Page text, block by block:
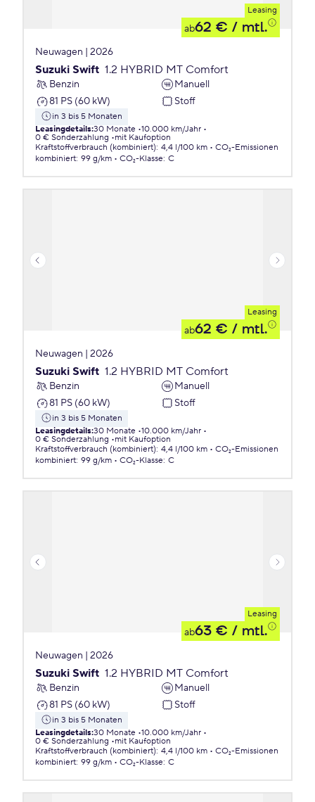
Leasing
ab62 € / mtl.
Neuwagen | 2026
Suzuki Swift 1.2 HYBRID MT Comfort
Benzin
Manuell
81 PS (60 kW)
Stoff
in 3 bis 5 Monaten
Leasingdetails:30 Monate 10.000 km/Jahr
0 € Sonderzahlung
mit Kaufoption
Kraftstoffverbrauch (kombiniert): 4,4 l/100 km
CO₂-Emissionen
kombiniert: 99 g/km CO₂-Klasse: C
Leasing
ab62 € / mtl.
Neuwagen | 2026
Suzuki Swift 1.2 HYBRID MT Comfort
Benzin
Manuell
81 PS (60 kW)
Stoff
in 3 bis 5 Monaten
Leasingdetails:30 Monate 10.000 km/Jahr
0 € Sonderzahlung
mit Kaufoption
Kraftstoffverbrauch (kombiniert): 4,4 l/100 km
CO₂-Emissionen
kombiniert: 99 g/km CO₂-Klasse: C
Leasing
ab63 € / mtl.
Neuwagen | 2026
Suzuki Swift 1.2 HYBRID MT Comfort
Benzin
Manuell
81 PS (60 kW)
Stoff
in 3 bis 5 Monaten
Leasingdetails:30 Monate 10.000 km/Jahr
0 € Sonderzahlung
mit Kaufoption
Kraftstoffverbrauch (kombiniert): 4,4 l/100 km
CO₂-Emissionen
kombiniert: 99 g/km CO₂-Klasse: C